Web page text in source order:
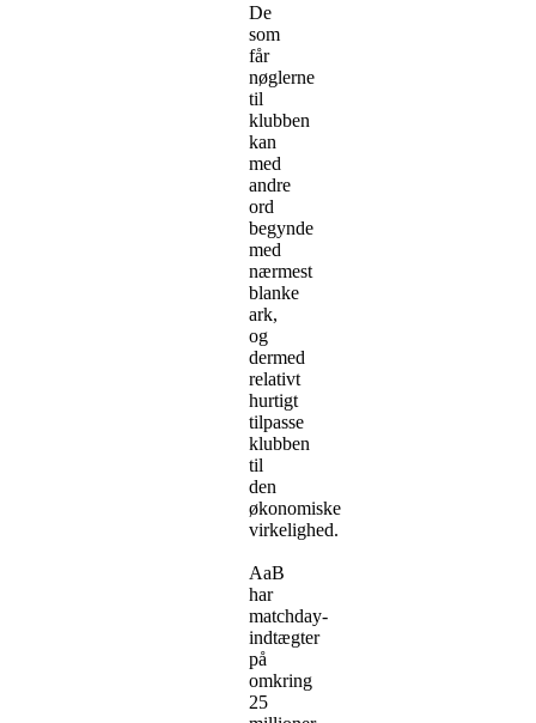
De
som
får
nøglerne
til
klubben
kan
med
andre
ord
begynde
med
nærmest
blanke
ark,
og
dermed
relativt
hurtigt
tilpasse
klubben
til
den
økonomiske
virkelighed.
AaB
har
matchday-
indtægter
på
omkring
25